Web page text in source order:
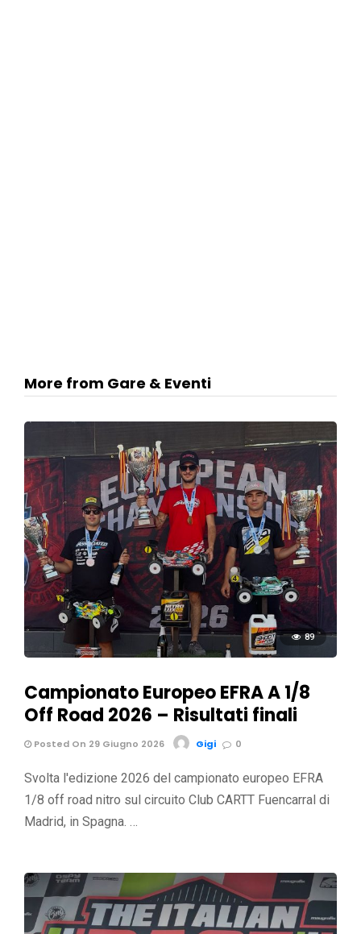
More from Gare & Eventi
89
Campionato Europeo EFRA A 1/8
Off Road 2026 – Risultati finali
Posted On 29 Giugno 2026 Gigi 0
Svolta l'edizione 2026 del campionato europeo EFRA
1/8 off road nitro sul circuito Club CARTT Fuencarral di
Madrid, in Spagna. …